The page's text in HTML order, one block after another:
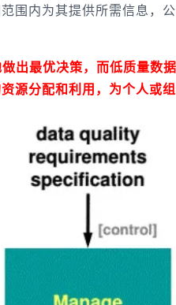
围内为其提供所需信息，
最优决策，而低质量数
源分配和利用，为个人或组